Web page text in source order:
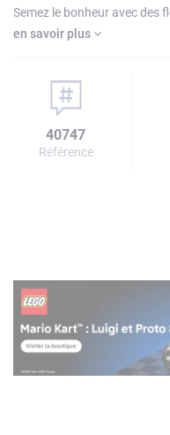
Semez le bonheur avec des
en savoir plus
40747
Référence